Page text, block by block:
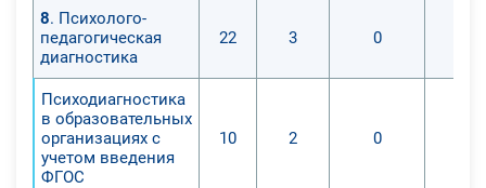
8. Психолого-
педагогическая
диагностика
22 3 0
Психодиагностика
в образовательных
организациях с
учетом введения
ФГОС
10 2 0